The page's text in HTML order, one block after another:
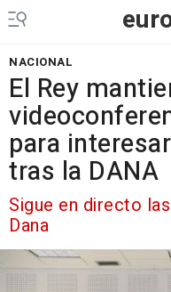
NACIONAL
El Rey
para
tras la DANA
Sigue en directo
Dana